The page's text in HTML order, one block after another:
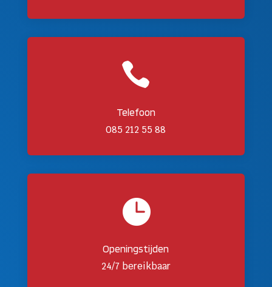

Telefoon
085 212 55 88

Openingstijden
24/7 bereikbaar